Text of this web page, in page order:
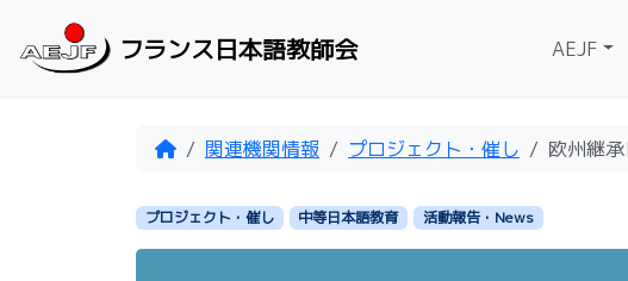
フランス日本語教師会 AEJF
Home関連機関情報 プロジェクト・催し 欧州継
プロジェクト・催し 中等日本語教育 活動報告・News